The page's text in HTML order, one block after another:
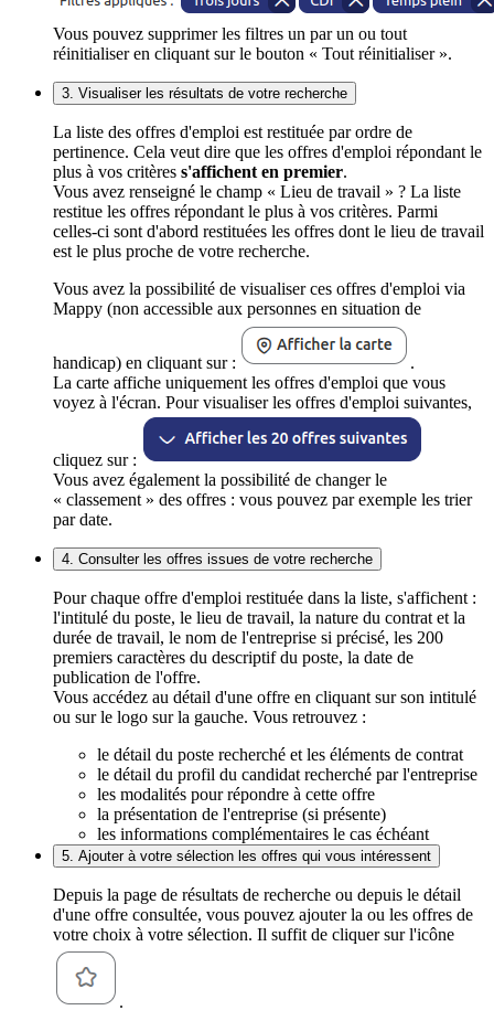
Vous pouvez supprimer les filtres un par un ou tout
réinitialiser en cliquant sur le bouton « Tout réinitialiser ».
3. Visualiser les résultats de votre recherche
La liste des offres d'emploi est restituée par ordre de
pertinence. Cela veut dire que les offres d'emploi répondant le
plus à vos critères s'affichent en premier.
Vous avez renseigné le champ « Lieu de travail » ? La liste
restitue les offres répondant le plus à vos critères. Parmi
celles-ci sont d'abord restituées les offres dont le lieu de travail
est le plus proche de votre recherche.
Vous avez la possibilité de visualiser ces offres d'emploi via
Mappy (non accessible aux personnes en situation de
handicap) en cliquant sur :
.
La carte affiche uniquement les offres d'emploi que vous
voyez à l'écran. Pour visualiser les offres d'emploi suivantes,
cliquez sur :
Vous avez également la possibilité de changer le
« classement » des offres : vous pouvez par exemple les trier
par date.
4. Consulter les offres issues de votre recherche
Pour chaque offre d'emploi restituée dans la liste, s'affichent :
l'intitulé du poste, le lieu de travail, la nature du contrat et la
durée de travail, le nom de l'entreprise si précisé, les 200
premiers caractères du descriptif du poste, la date de
publication de l'offre.
Vous accédez au détail d'une offre en cliquant sur son intitulé
ou sur le logo sur la gauche. Vous retrouvez :
le détail du poste recherché et les éléments de contrat
le détail du profil du candidat recherché par l'entreprise
les modalités pour répondre à cette offre
la présentation de l'entreprise (si présente)
les informations complémentaires le cas échéant
5. Ajouter à votre sélection les offres qui vous intéressent
Depuis la page de résultats de recherche ou depuis le détail
d'une offre consultée, vous pouvez ajouter la ou les offres de
votre choix à votre sélection. Il suffit de cliquer sur l'icône
.